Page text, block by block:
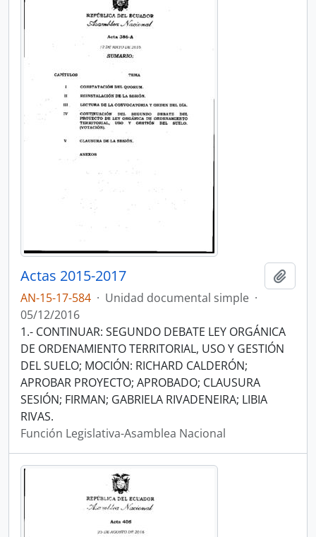
Actas 2015-2017
AN-15-17-584 · Unidad documental simple ·
05/12/2016
1.- CONTINUAR: SEGUNDO DEBATE LEY ORGÁNICA
DE ORDENAMIENTO TERRITORIAL, USO Y GESTIÓN
DEL SUELO; MOCIÓN: RICHARD CALDERÓN;
APROBAR PROYECTO; APROBADO; CLAUSURA
SESIÓN; FIRMAN; GABRIELA RIVADENEIRA; LIBIA
RIVAS.
Función Legislativa-Asamblea Nacional